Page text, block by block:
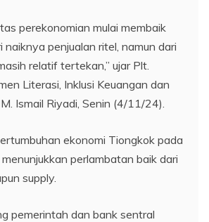
perekonomian mulai membaik
penjualan ritel, namun dari
relatif tertekan,” ujar Plt.
Literasi, Inklusi Keuangan dan
Ismail Riyadi, Senin (4/11/24).
ekonomi Tiongkok pada
perlambatan baik dari
supply.
pemerintah dan bank sentral